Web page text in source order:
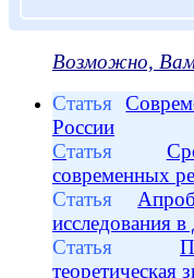
Возможно,
Статья
России
Статья
современных
Статья
исследования в
Статья
теоретическая